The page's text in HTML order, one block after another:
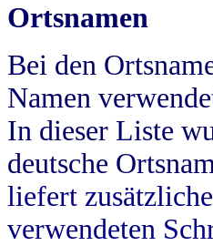
Ortsnamen
Bei den
Namen
In dieser Liste
deutsche
liefert
verwendeten